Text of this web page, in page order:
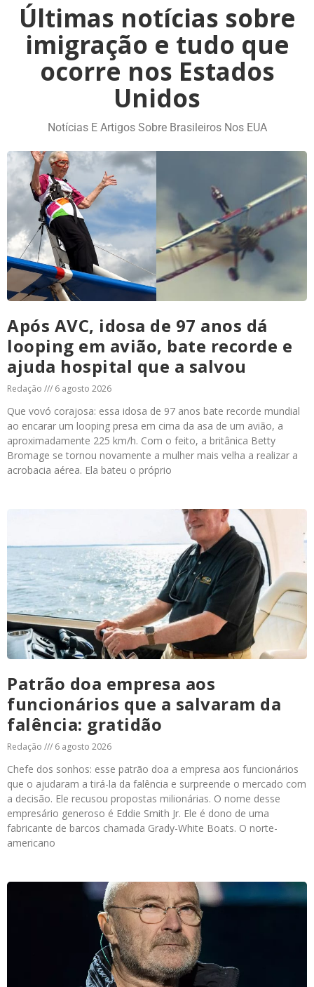
Últimas notícias sobre
imigração e tudo que
ocorre nos Estados
Unidos
Notícias E Artigos Sobre Brasileiros Nos EUA
Após AVC, idosa de 97 anos dá
looping em avião, bate recorde e
ajuda hospital que a salvou
Redação 6 agosto 2026
Que vovó corajosa: essa idosa de 97 anos bate recorde mundial
ao encarar um looping presa em cima da asa de um avião, a
aproximadamente 225 km/h. Com o feito, a britânica Betty
Bromage se tornou novamente a mulher mais velha a realizar a
acrobacia aérea. Ela bateu o próprio
Patrão doa empresa aos
funcionários que a salvaram da
falência: gratidão
Redação 6 agosto 2026
Chefe dos sonhos: esse patrão doa a empresa aos funcionários
que o ajudaram a tirá-la da falência e surpreende o mercado com
a decisão. Ele recusou propostas milionárias. O nome desse
empresário generoso é Eddie Smith Jr. Ele é dono de uma
fabricante de barcos chamada Grady-White Boats. O norte-
americano